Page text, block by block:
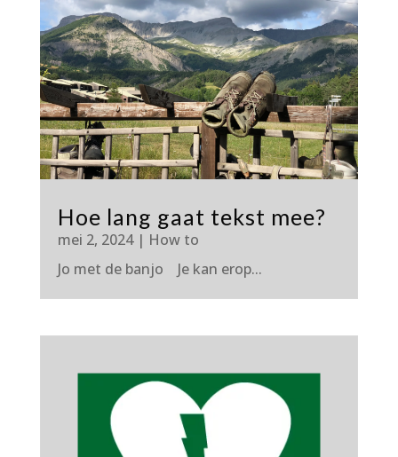
Hoe lang gaat tekst mee?
mei 2, 2024| How to
Jo met de banjo Je kan erop...